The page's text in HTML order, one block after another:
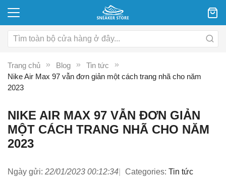
Trang chủ Blog
Tin tức
Nike Air Max 97 vẫn đơn giản một cách trang nhã cho năm
2023
NIKE AIR MAX 97 VẪN ĐƠN GIẢN
MỘT CÁCH TRANG NHÃ CHO NĂM
2023
Ngày gửi: 22/01/2023 00:12:34 Categories: Tin tức